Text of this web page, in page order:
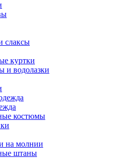
слаксы
куртки
и водолазки
костюмы
на молнии
штаны